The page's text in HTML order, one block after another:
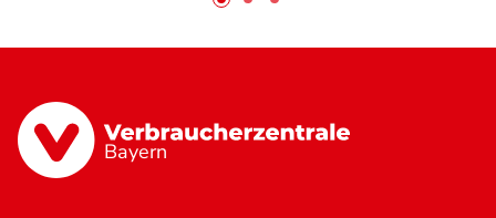
Bayern